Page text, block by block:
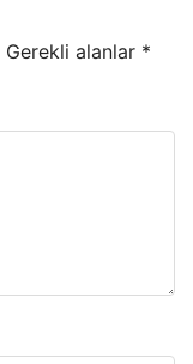
Gerekli alanlar *